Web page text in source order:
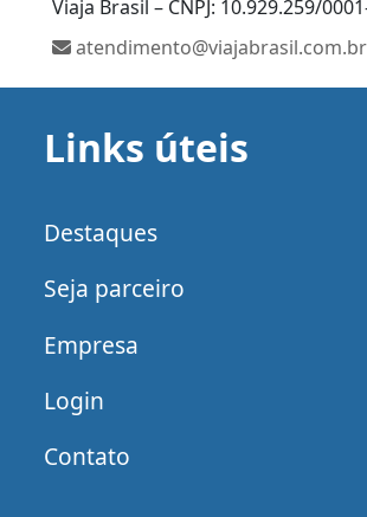
Viaja Brasil – CNPJ: 10.929.259/
atendimento@viajabrasil.com.br
Links úteis
Destaques
Seja parceiro
Empresa
Login
Contato